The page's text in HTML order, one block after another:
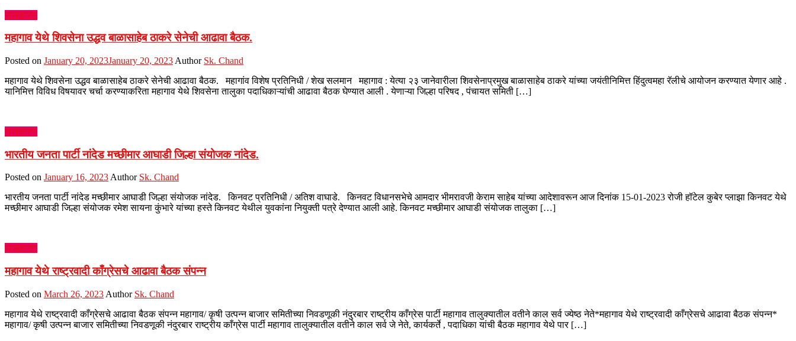
राजकारण
महागाव येथे शिवसेना उद्धव बाळासाहेब ठाकरे सेनेची आढावा बैठक.
Posted on January 20, 2023January 20, 2023 Author Sk. Chand
महागाव येथे शिवसेना उद्धव बाळासाहेब ठाकरे सेनेची आढावा बैठक. महागांव विशेष प्रतिनिधी / शेख सलमान महागाव : येत्या २३ जानेवारीला शिवसेनाप्रमुख बाळासाहेब ठाकरे यांच्या जयंतीनिमित्त हिंदुत्वमहा रॅलीचे आयोजन करण्यात येणार आहे .
यानिमित्त विविध विषयावर चर्चा करण्याकरिता महागाव येथे शिवसेना तालुका पदाधिकाऱ्यांची आढावा बैठक घेण्यात आली . येणाऱ्या जिल्हा परिषद , पंचायत समिती […]
राजकारण
भारतीय जनता पार्टी नांदेड मच्छीमार आघाडी जिल्हा संयोजक नांदेड.
Posted on January 16, 2023Author Sk. Chand
भारतीय जनता पार्टी नांदेड मच्छीमार आघाडी जिल्हा संयोजक नांदेड. किनवट प्रतिनिधी / अतिश वाघाडे. किनवट विधानसभेचे आमदार भीमरावजी केराम साहेब यांच्या आदेशावरून आज दिनांक 15-01-2023 रोजी हॉटेल कुबेर प्लाझा किनवट येथे
मच्छीमार आघाडी जिल्हा संयोजक रमेश सायना कुंभारे यांच्या हस्ते किनवट येथील युवकांना नियुक्ती पत्रे देण्यात आली आहे. किनवट मच्छीमार आघाडी संयोजक तालुका […]
राजकारण
महागाव येथे राष्ट्रवादी काँग्रेसचे आढावा बैठक संपन्न
Posted on March 26, 2023 Author Sk. Chand
महागाव येथे राष्ट्रवादी काँग्रेसचे आढावा बैठक संपन्न महागाव/ कृषी उत्पन्न बाजार समितीच्या निवडणूकी नंदुरबार राष्ट्रीय काँग्रेस पार्टी महागाव तालुक्यातील वतीने काल सर्व ज्येष्ठ नेते*महागाव येथे राष्ट्रवादी काँग्रेसचे आढावा बैठक संपन्न*
महागाव/ कृषी उत्पन्न बाजार समितीच्या निवडणूकी नंदुरबार राष्ट्रीय काँग्रेस पार्टी महागाव तालुक्यातील वतीने काल सर्व जे नेते, कार्यकर्ते , पदाधिका यांची बैठक महागाव येथे पार […]